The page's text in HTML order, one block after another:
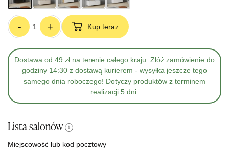
- + Kup teraz
Dostawa od 49 zł na terenie całego kraju. Złóż zamówienie do
godziny 14:30 z dostawą kurierem - wysyłka jeszcze tego
samego dnia roboczego! Dotyczy produktów z terminem
realizacji 5 dni.
Lista salonów i
Miejscowość lub kod pocztowy